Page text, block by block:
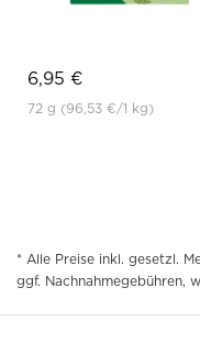
6,95 €
72 g (96,53 €/1 kg)
* Alle Preise inkl. gesetzl.
ggf. Nachnahmegebühren,